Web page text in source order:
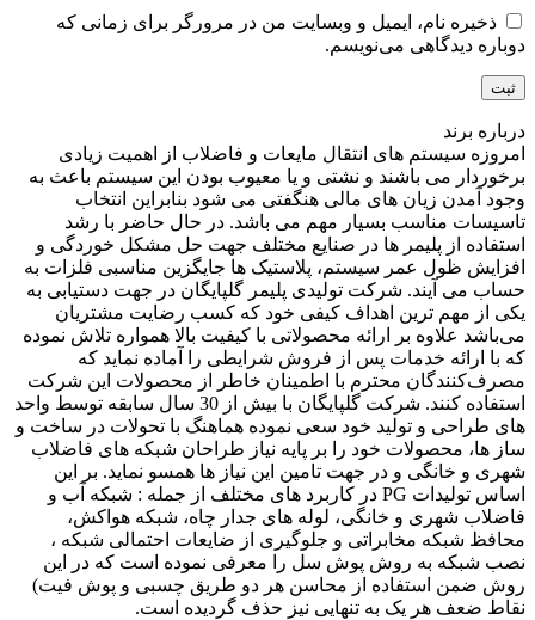
ذخیره نام، ایمیل و وبسایت من در مرورگر برای زمانی که
دوباره دیدگاهی می‌نویسم.
درباره برند
امروزه سیستم های انتقال مایعات و فاضلاب از اهمیت زیادی
برخوردار می باشند و نشتی و یا معیوب بودن این سیستم باعث به
وجود آمدن زیان های مالی هنگفتی می شود بنابراین انتخاب
تاسیسات مناسب بسیار مهم می باشد. در حال حاضر با رشد
استفاده از پلیمر ها در صنایع مختلف جهت حل مشکل خوردگی و
افزایش ظول عمر سیستم، پلاستیک ها جایگزین مناسبی فلزات به
حساب می آیند. شرکت تولیدی پلیمر گلپایگان در جهت دستیابی به
یکی از مهم ترین اهداف کیفی خود که کسب رضایت مشتریان
می‌باشد علاوه بر ارائه محصولاتی با کیفیت بالا همواره تلاش نموده
که با ارائه خدمات پس‌ از فروش شرایطی را آماده نماید که
مصرف‌کنندگان محترم با اطمینان خاطر از محصولات این شرکت
استفاده کنند. شرکت گلپایگان با بیش از 30 سال سابقه توسط واحد
های طراحی و تولید خود سعی نموده هماهنگ با تحولات در ساخت و
ساز ها، محصولات خود را بر پایه نیاز طراحان شبکه های فاضلاب
شهری و خانگی و در جهت تامین این نیاز ها همسو نماید. بر این
اساس تولیدات PG در کاربرد های مختلف از جمله : شبکه آب و
فاضلاب شهری و خانگی، لوله های جدار چاه، شبکه هواکش،
محافظ شبکه مخابراتی و جلوگیری از ضایعات احتمالی شبکه ،
نصب شبکه به روش پوش سل را معرفی نموده است که در این
روش ضمن استفاده از محاسن هر دو طریق چسبی و پوش فیت)
نقاط ضعف هر یک به تنهایی نیز حذف گردیده است.